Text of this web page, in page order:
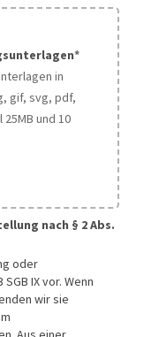
*
in
gif, svg, pdf,
und 10
Sie, um Dateien
nach § 2 Abs.
oder
IX vor. Wenn
wir sie